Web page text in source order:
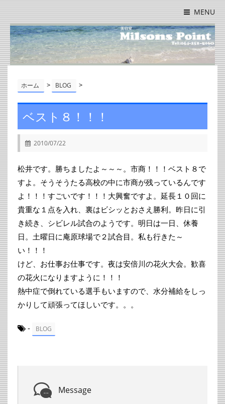
MENU
ホーム > BLOG >
ベスト８！！！
2010/07/22
松井です。勝ちましたよ～～～。市商！！！ベスト８で
すよ。そうそうたる高校の中に市商が残っているんです
よ！！！すごいです！！！大興奮ですよ。延長１０回に
貴重な１点を入れ、裏はビシッとおさえ勝利。昨日に引
き続き、シビレル試合のようです。明日は一日、休養
日。土曜日に庵原球場で２試合目。私も行きた～
い！！！
けど、お仕事お仕事です。夜は安倍川の花火大会。歓喜
の花火になりますように！！！
熱中症で倒れている選手もいますので、水分補給をしっ
かりして頑張ってほしいです。。。
- BLOG
Message